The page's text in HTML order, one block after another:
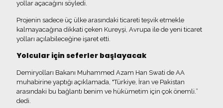
yollar açacağını söyledi.
Projenin sadece üç ülke arasındaki ticareti teşvik etmekle
kalmayacağına dikkati çeken Kureyşi, Avrupa ile de yeni ticaret
yolları açılabileceğine işaret etti.
Yolcular için seferler başlayacak
Demiryolları Bakanı Muhammed Azam Han Swati de AA
muhabirine yaptığı açıklamada, "Türkiye, İran ve Pakistan
arasındaki bu bağlantı benim ve hükümetim için çok önemli.”
dedi.